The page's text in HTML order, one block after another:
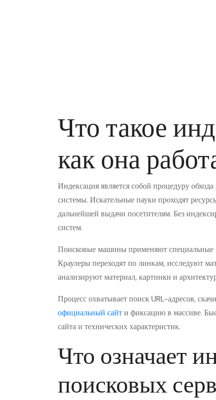
Что такое
как она
Индексация является собой процедуру
системы. Искательные пауки проходят
дальнейшей выдачи посетителям. Без
систем.
Поисковые машины применяют специальные
Краулеры переходят по линкам, исследуют
анализируют материал, картинки и
Процесс охватывает поиск URL-адресов,
официальный сайти фиксацию в массиве.
сайта и технических характеристик.
Что означает
поисковых